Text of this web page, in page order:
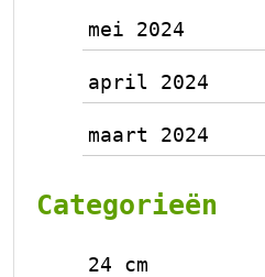
mei 2024
april 2024
maart 2024
Categorieën
24 cm